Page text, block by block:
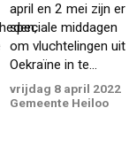
april en 2 mei zijn er
speciale middagen
om vluchtelingen uit
Oekraïne in te...
vrijdag 8 april 2022
Gemeente Heiloo